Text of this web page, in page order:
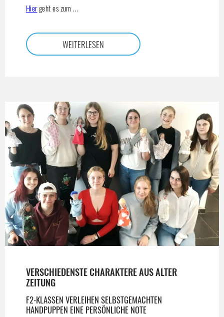
Hiergeht es zum ...
WEITERLESEN
VERSCHIEDENSTE CHARAKTERE AUS ALTER
ZEITUNG
F2-KLASSEN VERLEIHEN SELBSTGEMACHTEN
HANDPUPPEN EINE PERSÖNLICHE NOTE